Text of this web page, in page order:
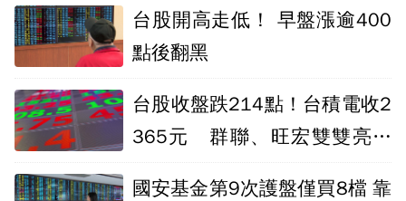
台股開高走低！ 早盤漲逾400
點後翻黑
台股收盤跌214點！台積電收2
365元 群聯、旺宏雙雙亮燈
國安基金第9次護盤僅買8檔 靠